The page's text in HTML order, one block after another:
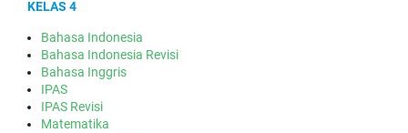
KELAS 4
Bahasa Indonesia
Bahasa Indonesia Revisi
Bahasa Inggris
IPAS
IPAS Revisi
Matematika